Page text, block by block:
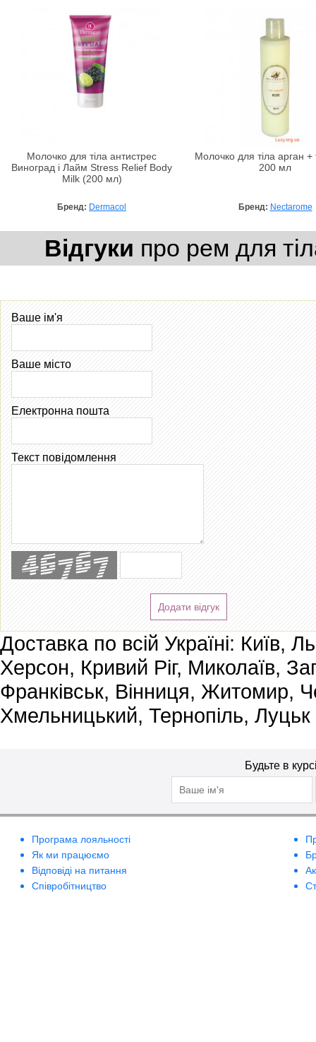
Молочко для тіла антистрес
Виноград і Лайм Stress Relief Body
Milk (200 мл)
Бренд: Dermacol
Молочко для тіла арган +
200 мл
Бренд: Nectarome
Відгуки про рем для
Ваше ім'я
Ваше місто
Електронна пошта
Текст повідомлення
Додати відгук
Доставка по всій Україні: Київ,
Херсон, Кривий Ріг, Миколаїв,
Франківськ, Вінниця, Житомир,
Хмельницький, Тернопіль, Луцьк
Будьте в
Програма лояльності
Як ми працюємо
Відповіді на питання
Співробітництво